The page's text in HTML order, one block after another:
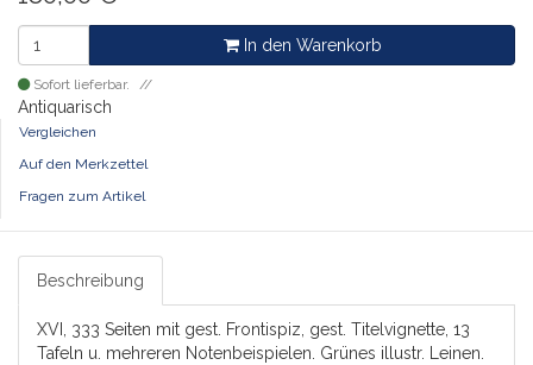
In den Warenkorb
Sofort lieferbar.
Antiquarisch
Vergleichen
Auf den Merkzettel
Fragen zum Artikel
Beschreibung
XVI, 333 Seiten mit gest. Frontispiz, gest. Titelvignette, 13
Tafeln u. mehreren Notenbeispielen. Grünes illustr. Leinen.